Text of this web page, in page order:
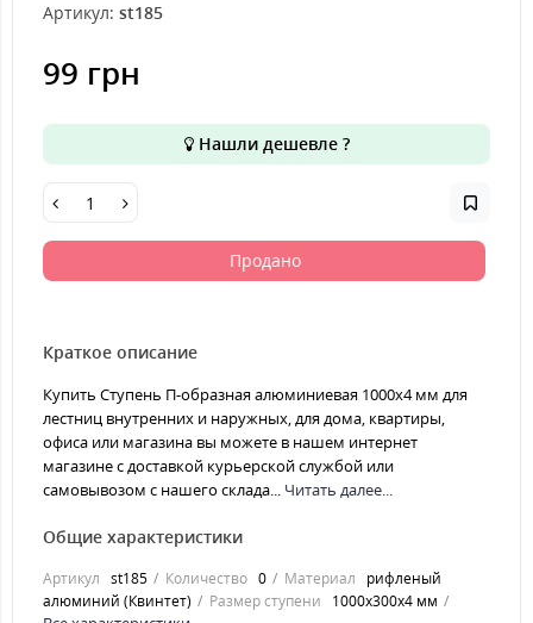
Артикул: st185
99 грн
Нашли дешевле ?
Продано
Краткое описание
Купить Ступень П-образная алюминиевая 1000x4 мм для
лестниц внутренних и наружных, для дома, квартиры,
офиса или магазина вы можете в нашем интернет
магазине с доставкой курьерской службой или
самовывозом с нашего склада... Читать далее...
Общие характеристики
Артикул st185 Количество 0 Материал
рифленый
алюминий (Квинтет)
Размер ступени 1000x300x4 мм